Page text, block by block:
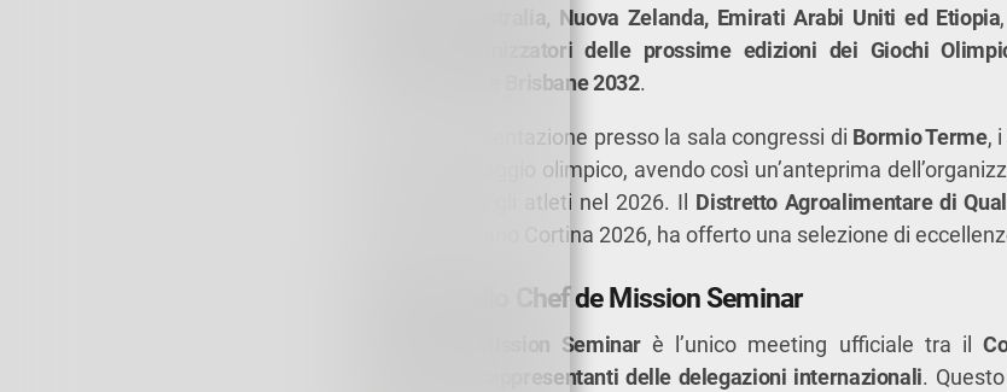
Stati Uniti, Australia, Nuova Zelanda, Emirati Arabi Uniti ed Etiopia
Comitati Organizzatori delle prossime edizioni dei Giochi
Francesi 2030 e Brisbane 2032.
Dopo una presentazione presso la sala congressi di Bormio Terme,
di gara e il villaggio olimpico, avendo così un’anteprima
accoglieranno gli atleti nel 2026. Il Distretto Agroalimentare di
ufficiale di Milano Cortina 2026, ha offerto una selezione di
Obiettivi dello Chef de Mission Seminar
Chef de Mission Seminar è l’unico meeting ufficiale tra il
Olimpiadi e i rappresentanti delle delegazioni internazionali.